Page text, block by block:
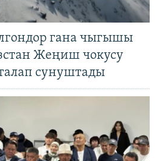
гана чыгышы
Жеңиш чокусу
сунуштады